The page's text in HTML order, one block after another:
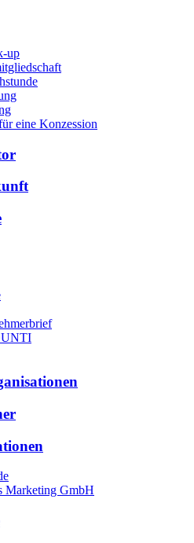
up
eine Konzession
Marketing GmbH